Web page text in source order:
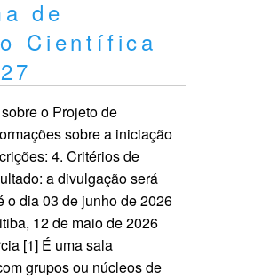
de
Científica
o Projeto de
sobre a iniciação
4. Critérios de
a divulgação será
o dia 03 de junho de 2026
12 de maio de 2026
[1] É uma sala
grupos ou núcleos de